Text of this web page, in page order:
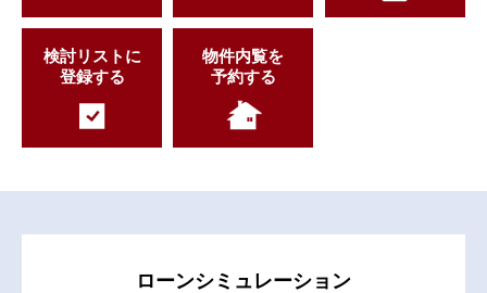
検討リストに
登録する
物件内覧を
予約する
ローンシミュレーション